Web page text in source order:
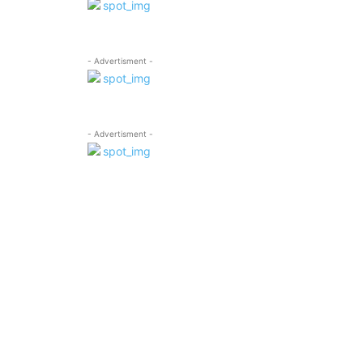
- Advertisment -
- Advertisment -